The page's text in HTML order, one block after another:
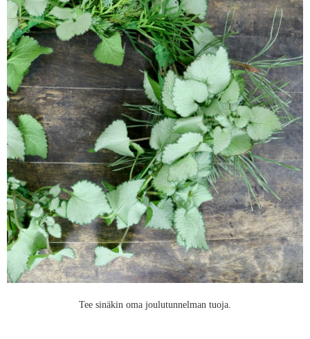
Tee sinäkin oma joulutunnelman tuoja.